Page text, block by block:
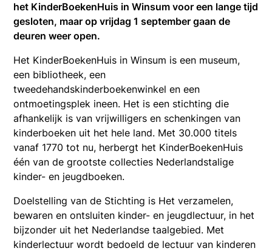
het KinderBoekenHuis in Winsum voor een lange tijd
gesloten, maar op vrijdag 1 september gaan de
deuren weer open.
Het KinderBoekenHuis in Winsum is een museum,
een bibliotheek, een
tweedehandskinderboekenwinkel en een
ontmoetingsplek ineen. Het is een stichting die
afhankelijk is van vrijwilligers en schenkingen van
kinderboeken uit het hele land. Met 30.000 titels
vanaf 1770 tot nu, herbergt het KinderBoekenHuis
één van de grootste collecties Nederlandstalige
kinder- en jeugdboeken.
Doelstelling van de Stichting is Het verzamelen,
bewaren en ontsluiten kinder- en jeugdlectuur, in het
bijzonder uit het Nederlandse taalgebied. Met
kinderlectuur wordt bedoeld de lectuur van kinderen